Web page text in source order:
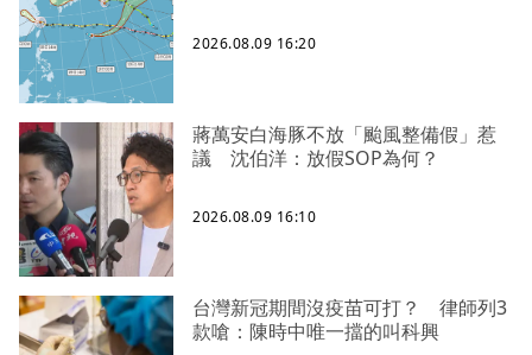
2026.08.09 16:20
蔣萬安白海豚不放「颱風整備假」惹
議 沈伯洋：放假SOP為何？
2026.08.09 16:10
台灣新冠期間沒疫苗可打？ 律師列3
款嗆：陳時中唯一擋的叫科興